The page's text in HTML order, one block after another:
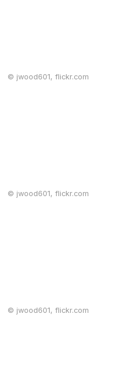
© jwood601, flickr.com
© jwood601, flickr.com
© jwood601, flickr.com